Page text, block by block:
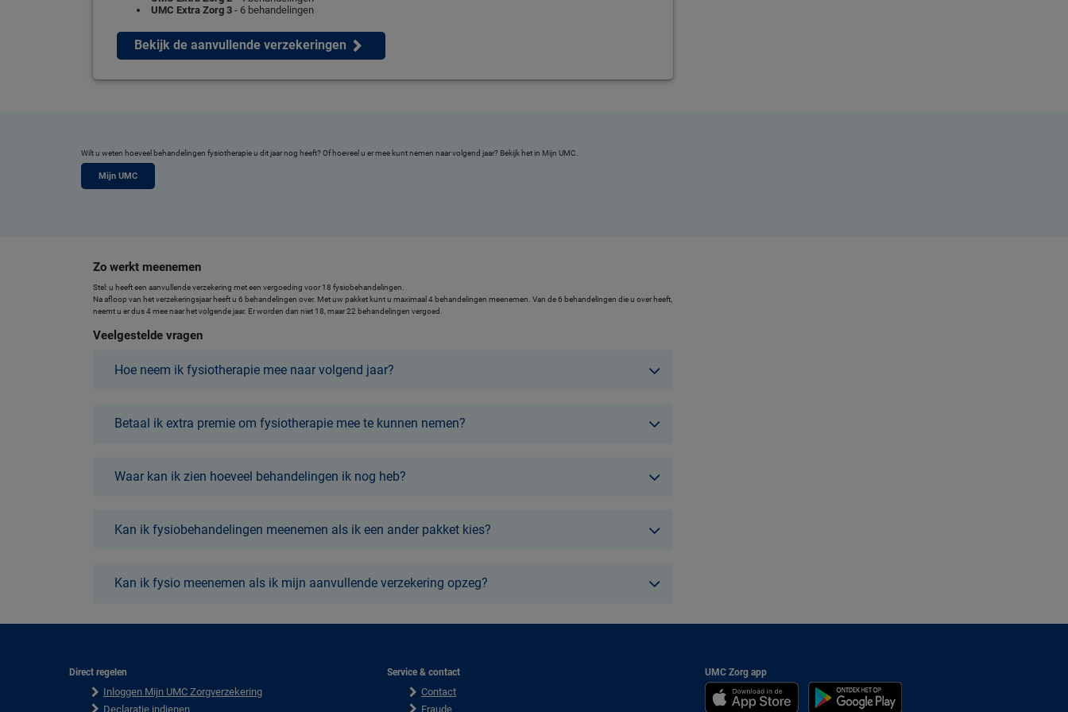
UMC Extra Zorg 3 - 6 behandelingen
Bekijk de aanvullende verzekeringen
Wilt u weten hoeveel behandelingen fysiotherapie u dit jaar nog heeft? Of hoeveel u er mee kunt nemen naar volgend jaar? Bekijk het in Mijn UMC.
Mijn UMC
Zo werkt meenemen
Stel: u heeft een aanvullende verzekering met een vergoeding voor 18 fysiobehandelingen.
Na afloop van het verzekeringsjaar heeft u 6 behandelingen over. Met uw pakket kunt u maximaal 4 behandelingen meenemen. Van de 6 behandelingen die u over heeft,
neemt u er dus 4 mee naar het volgende jaar. Er worden dan niet 18, maar 22 behandelingen vergoed.
Veelgestelde vragen
Hoe neem ik fysiotherapie mee naar volgend jaar?
Betaal ik extra premie om fysiotherapie mee te kunnen nemen?
Waar kan ik zien hoeveel behandelingen ik nog heb?
Kan ik fysiobehandelingen meenemen als ik een ander pakket kies?
Kan ik fysio meenemen als ik mijn aanvullende verzekering opzeg?
Direct regelen
Inloggen Mijn UMC Zorgverzekering
Declaratie indienen
Service & contact
Contact
Fraude
UMC Zorg app